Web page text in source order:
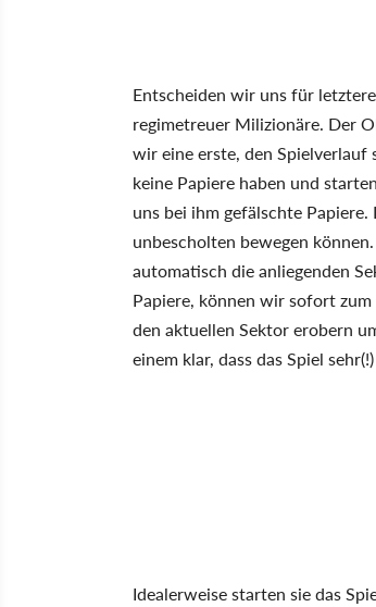
Entscheiden wir uns für
regimetreuer Milizionäre. Der
wir eine erste, den
keine Papiere haben und
uns bei ihm gefälschte
unbescholten bewegen
automatisch die anliegenden
Papiere, können wir sofort
den aktuellen Sektor erobern
einem klar, dass das Spiel
Idealerweise starten sie das